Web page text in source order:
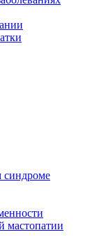
синдроме
мастопатии